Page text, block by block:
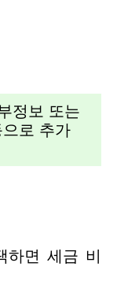
정보 또는
로 추가
하면 세금 비